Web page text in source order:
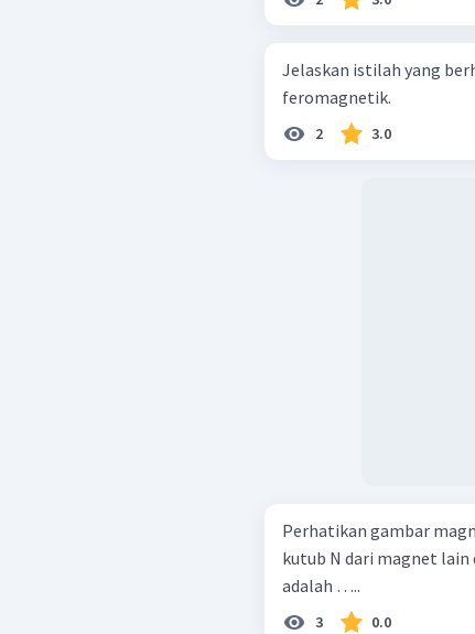
Jelaskan istilah yang
feromagnetik.
2 3.0
Perhatikan gambar
kutub N dari magnet
adalah …..
3 0.0